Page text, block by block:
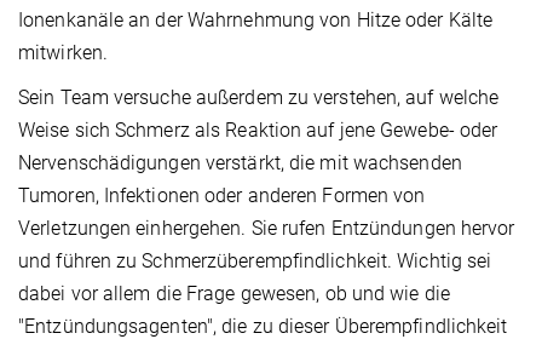
Ionenkanäle an der Wahrnehmung von Hitze oder Kälte
mitwirken.
Sein Team versuche außerdem zu verstehen, auf welche
Weise sich Schmerz als Reaktion auf jene Gewebe- oder
Nervenschädigungen verstärkt, die mit wachsenden
Tumoren, Infektionen oder anderen Formen von
Verletzungen einhergehen. Sie rufen Entzündungen hervor
und führen zu Schmerzüberempfindlichkeit. Wichtig sei
dabei vor allem die Frage gewesen, ob und wie die
"Entzündungsagenten", die zu dieser Überempfindlichkeit